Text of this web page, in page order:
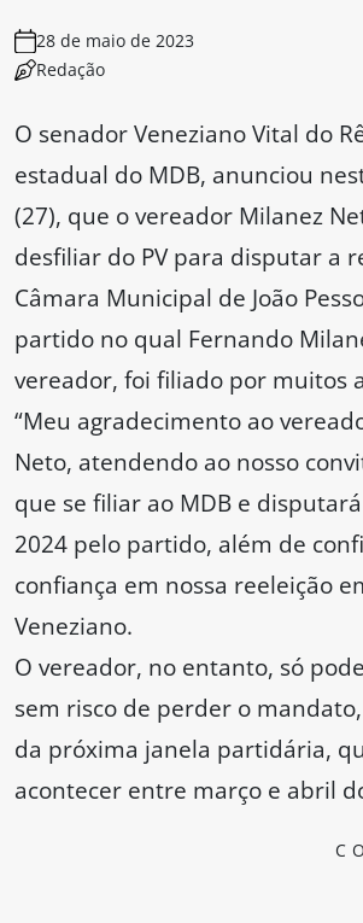
28 de maio de 2023
Redação
O senador Veneziano Vital do
estadual do MDB, anunciou
(27), que o vereador Milanez
desfiliar do PV para disputar a
Câmara Municipal de João
partido no qual Fernando
vereador, foi filiado por muitos
“Meu agradecimento ao
Neto, atendendo ao nosso
que se filiar ao MDB e
2024 pelo partido, além de
confiança em nossa reeleição
Veneziano.
O vereador, no entanto, só
sem risco de perder o
da próxima janela partidária,
acontecer entre março e abril